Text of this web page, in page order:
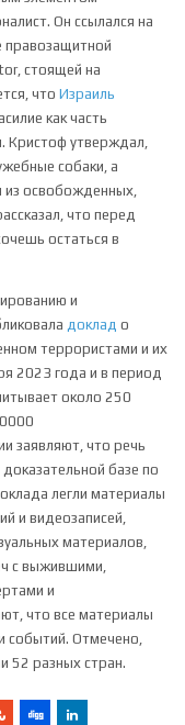
Он ссылался на
правозащитной
стоящей на
что Израиль
как часть
Кристоф утверждал,
собаки, а
из освобожденных,
что перед
остаться в
и
доклад о
террористами и их
2023 года и в период
около 250
заявляют, что речь
базе по
легли материалы
и видеозаписей,
материалов,
с выжившими,
и
что все материалы
событий. Отмечено,
52 разных стран.